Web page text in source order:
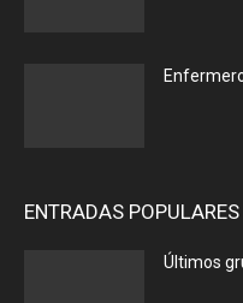
ENTRADAS POPULARES
Últimos